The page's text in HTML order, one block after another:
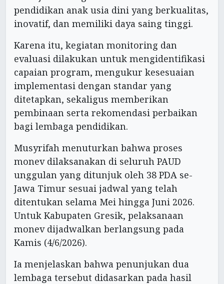
pendidikan anak usia dini yang berkualitas,
inovatif, dan memiliki daya saing tinggi.
Karena itu, kegiatan monitoring dan
evaluasi dilakukan untuk mengidentifikasi
capaian program, mengukur kesesuaian
implementasi dengan standar yang
ditetapkan, sekaligus memberikan
pembinaan serta rekomendasi perbaikan
bagi lembaga pendidikan.
Musyrifah menuturkan bahwa proses
monev dilaksanakan di seluruh PAUD
unggulan yang ditunjuk oleh 38 PDA se-
Jawa Timur sesuai jadwal yang telah
ditentukan selama Mei hingga Juni 2026.
Untuk Kabupaten Gresik, pelaksanaan
monev dijadwalkan berlangsung pada
Kamis (4/6/2026).
Ia menjelaskan bahwa penunjukan dua
lembaga tersebut didasarkan pada hasil